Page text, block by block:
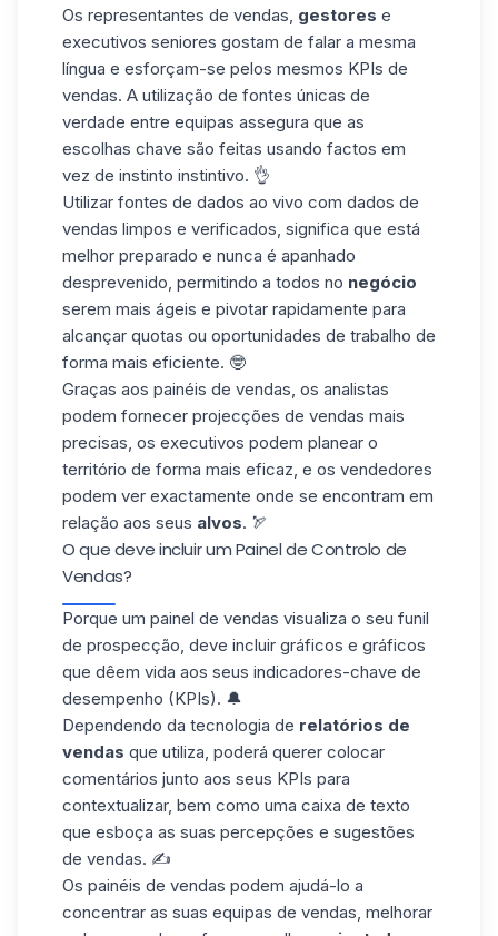
Os representantes de vendas, gestores e
executivos seniores gostam de falar a mesma
língua e esforçam-se pelos mesmos KPIs de
vendas. A utilização de fontes únicas de
verdade entre equipas assegura que as
escolhas chave são feitas usando factos em
vez de instinto instintivo. 👌
Utilizar fontes de dados ao vivo com dados de
vendas limpos e verificados, significa que está
melhor preparado e nunca é apanhado
desprevenido, permitindo a todos no negócio
serem mais ágeis e pivotar rapidamente para
alcançar quotas ou oportunidades de trabalho de
forma mais eficiente. 🤓
Graças aos painéis de vendas , os analistas
podem fornecer projecções de vendas mais
precisas, os executivos podem planear o
território de forma mais eficaz, e os vendedores
podem ver exactamente onde se encontram em
relação aos seus alvos. 🏹
O que deve incluir um Painel de Controlo de
Vendas?
Porque um painel de vendas visualiza o seu funil
de prospecção , deve incluir gráficos e gráficos
que dêem vida aos seus indicadores-chave de
desempenho (KPIs). 🔔
Dependendo da tecnologia de relatórios de
vendas que utiliza, poderá querer colocar
comentários junto aos seus KPIs para
contextualizar, bem como uma caixa de texto
que esboça as suas percepções e sugestões
de vendas. ✍️
Os painéis de vendas podem ajudá-lo a
concentrar as suas equipas de vendas, melhorar